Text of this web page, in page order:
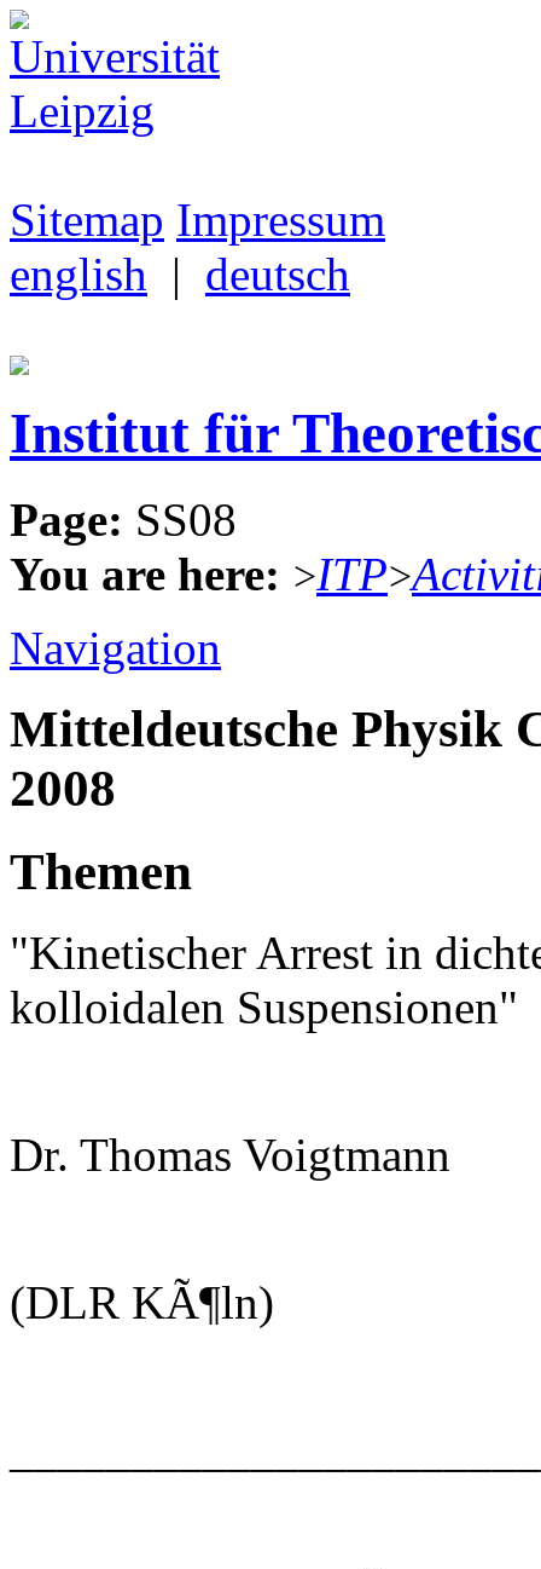
Sitemap Impressum
english | deutsch
Institut für
Page: SS08
You are here: >ITP>
Navigation
Mitteldeutsche Physik
2008
Themen
"Kinetischer Arrest in
kolloidalen Suspensionen"
Dr. Thomas Voigtmann
(DLR KÃ¶ln)